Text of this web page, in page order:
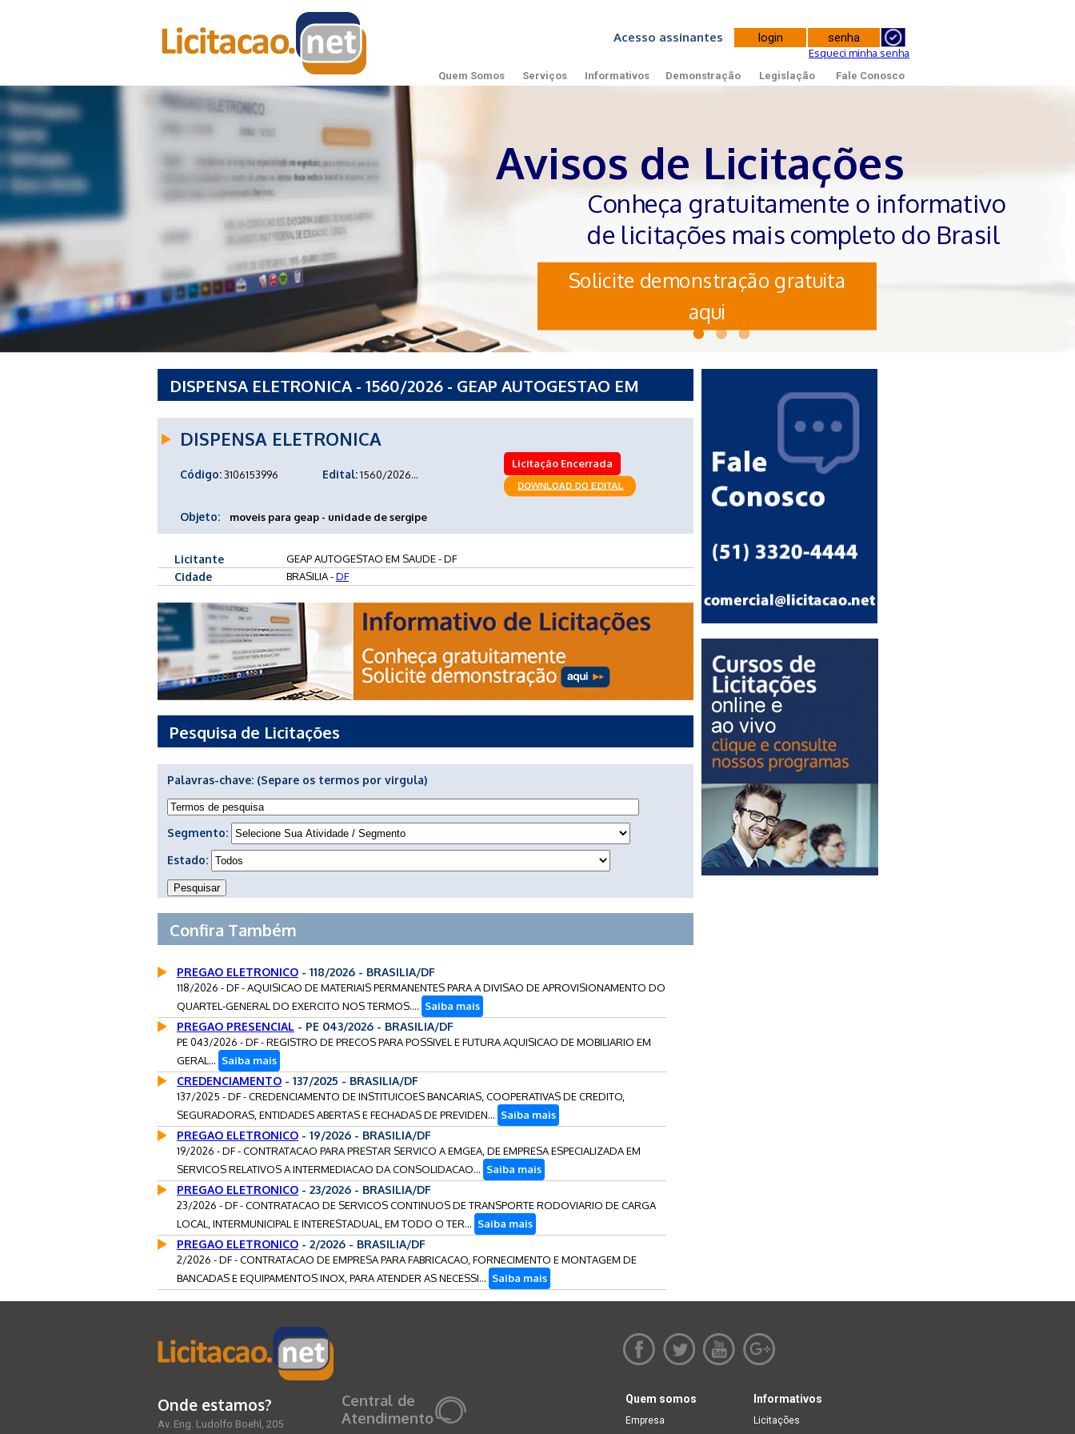
Acesso assinantes
Esqueci minha senha
Quem Somos Serviços Informativos Demonstração Legislação Fale Conosco
Avisos de Licitações
Conheça gratuitamente o informativo
de licitações mais completo do Brasil
Solicite demonstração gratuita
aqui
DISPENSA ELETRONICA - 1560/2026 - GEAP AUTOGESTAO EM
DISPENSA ELETRONICA
Código:3106153996 Edital:1560/2026...
Licitação Encerrada
Objeto: moveis para geap - unidade de sergipe
Licitante GEAP AUTOGESTAO EM SAUDE - DF
Cidade BRASILIA -DF
Pesquisa de Licitações
Palavras-chave: (Separe os termos por virgula)
Segmento:
Estado:
Confira Também
PREGAO ELETRONICO - 118/2026 - BRASILIA/DF
118/2026 - DF - AQUISICAO DE MATERIAIS PERMANENTES PARA A DIVISAO DE APROVISIONAMENTO DO
QUARTEL-GENERAL DO EXERCITO NOS TERMOS.... Saiba mais
PREGAO PRESENCIAL - PE 043/2026 - BRASILIA/DF
PE 043/2026 - DF - REGISTRO DE PRECOS PARA POSSIVEL E FUTURA AQUISICAO DE MOBILIARIO EM
GERAL... Saiba mais
CREDENCIAMENTO - 137/2025 - BRASILIA/DF
137/2025 - DF - CREDENCIAMENTO DE INSTITUICOES BANCARIAS, COOPERATIVAS DE CREDITO,
SEGURADORAS, ENTIDADES ABERTAS E FECHADAS DE PREVIDEN... Saiba mais
PREGAO ELETRONICO - 19/2026 - BRASILIA/DF
19/2026 - DF - CONTRATACAO PARA PRESTAR SERVICO A EMGEA, DE EMPRESA ESPECIALIZADA EM
SERVICOS RELATIVOS A INTERMEDIACAO DA CONSOLIDACAO... Saiba mais
PREGAO ELETRONICO - 23/2026 - BRASILIA/DF
23/2026 - DF - CONTRATACAO DE SERVICOS CONTINUOS DE TRANSPORTE RODOVIARIO DE CARGA
LOCAL, INTERMUNICIPAL E INTERESTADUAL, EM TODO O TER... Saiba mais
PREGAO ELETRONICO - 2/2026 - BRASILIA/DF
2/2026 - DF - CONTRATACAO DE EMPRESA PARA FABRICACAO, FORNECIMENTO E MONTAGEM DE
BANCADAS E EQUIPAMENTOS INOX, PARA ATENDER AS NECESSI... Saiba mais
Onde estamos?
Av. Eng. Ludolfo Boehl, 205
Central de
Atendimento
Quem somos
Empresa
Informativos
Licitações